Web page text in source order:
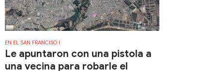
EN EL SAN FRANCISO I
Le apuntaron con una pistola a
una vecina para robarle el